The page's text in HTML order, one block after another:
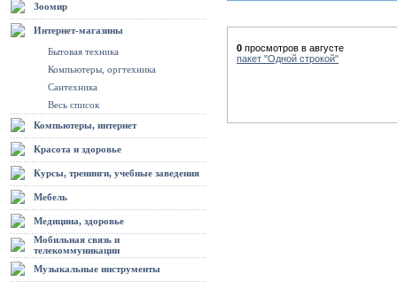
Зоомир
Интернет-магазины
Бытовая техника
Компьютеры, оргтехника
Сантехника
Весь список
Компьютеры, интернет
Красота и здоровье
Курсы, тренинги, учебные заведения
Мебель
Медицина, здоровье
Мобильная связь и
телекоммуникации
Музыкальные инструменты
0 просмотров в августе
пакет "Одной строкой"